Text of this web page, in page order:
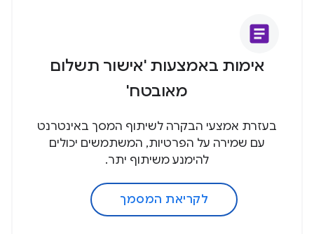
article
אימות באמצעות 'אישור תשלום
מאובטח'
בעזרת אמצעי הבקרה לשיתוף המסך באינטרנט
עם שמירה על הפרטיות, המשתמשים יכולים
להימנע משיתוף יתר.
לקריאת המסמך